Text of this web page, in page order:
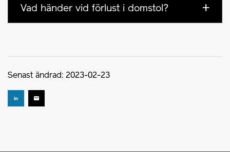
Vad händer vid förlust i domstol?
Senast ändrad: 2023-02-23